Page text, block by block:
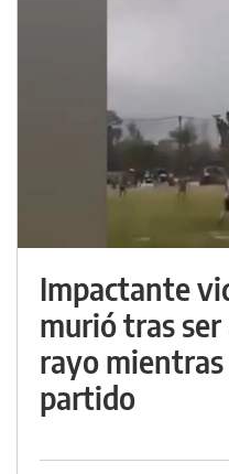
Impactante
murió tras
rayo
partido